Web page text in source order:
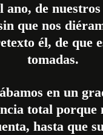
ano, de
que nos
él, de que
tomadas.
en un
total porque
hasta que